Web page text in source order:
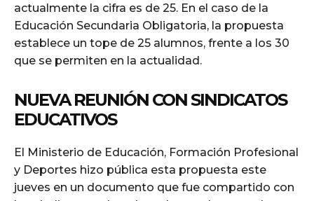
actualmente la cifra es de 25. En el caso de la
Educación Secundaria Obligatoria, la propuesta
establece un tope de 25 alumnos, frente a los 30
que se permiten en la actualidad.
NUEVA REUNIÓN CON SINDICATOS
EDUCATIVOS
El Ministerio de Educación, Formación Profesional
y Deportes hizo pública esta propuesta este
jueves en un documento que fue compartido con